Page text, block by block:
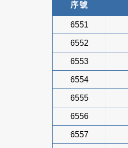
序號
6551
6552
6553
6554
6555
6556
6557